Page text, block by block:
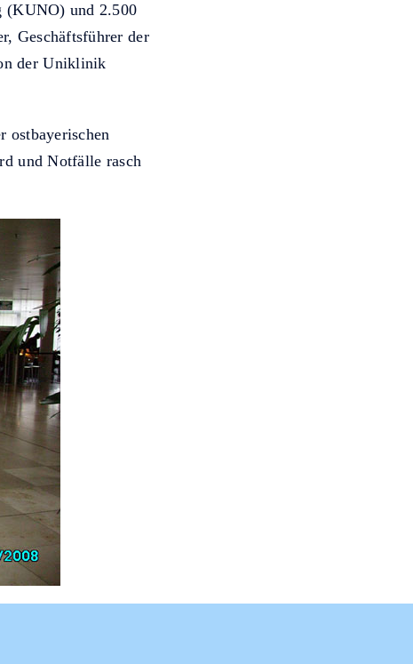
(KUNO) und 2.500
Geschäftsführer der
der Uniklinik
ostbayerischen
und Notfälle rasch